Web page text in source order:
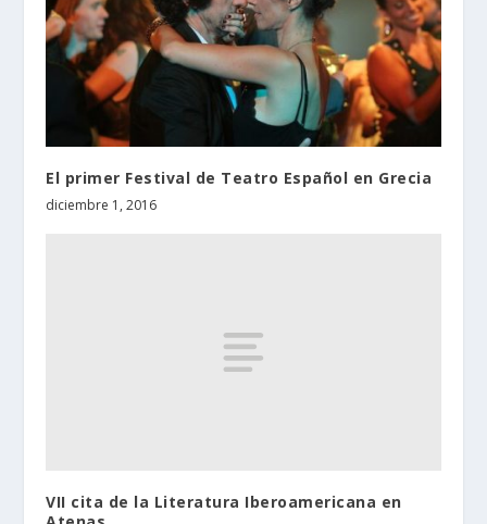
El primer Festival de Teatro Español en Grecia
diciembre 1, 2016
VII cita de la Literatura Iberoamericana en